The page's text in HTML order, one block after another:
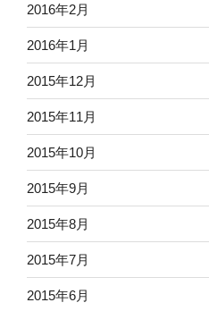
2016年2月
2016年1月
2015年12月
2015年11月
2015年10月
2015年9月
2015年8月
2015年7月
2015年6月